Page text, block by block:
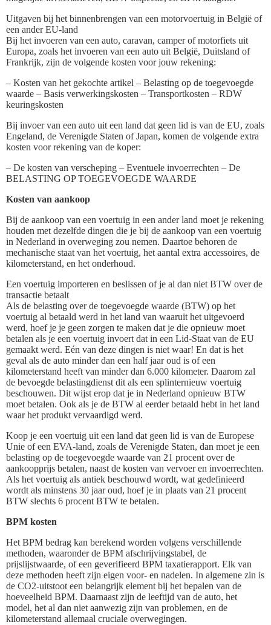
Uitgaven bij het binnenbrengen van een motorvoertuig in België of
een ander EU-land
Bij het invoeren van een auto, caravan, camper of motorfiets uit
Europa, zoals het invoeren van een auto uit België, Duitsland of
Frankrijk, zijn de volgende kosten voor jouw rekening:
– Kosten van het gekochte artikel – Belasting op de toegevoegde
waarde – Basis verwerkingskosten – Transportkosten – RDW
keuringskosten
Bij invoer van een auto uit een land dat geen lid is van de EU, zoals
Engeland, de Verenigde Staten of Japan, komen de volgende extra
kosten voor rekening van de koper:
– De kosten van verscheping – Eventuele invoerrechten – De
BELASTING OP TOEGEVOEGDE WAARDE
Kosten van aankoop
Bij de aankoop van een voertuig in een ander land moet je rekening
houden met dezelfde dingen die je bij de aankoop van een voertuig
in Nederland in overweging zou nemen. Daartoe behoren de
mechanische staat van het voertuig, het aantal extra accessoires, de
kilometerstand, en het onderhoud.
Een voertuig importeren en beslissen of je al dan niet BTW over de
transactie betaalt
Als de belasting over de toegevoegde waarde (BTW) op het
voertuig al betaald werd in het land van waaruit het uitgevoerd
werd, hoef je je geen zorgen te maken dat je die opnieuw moet
betalen als je een voertuig invoert dat in een Lid-Staat van de EU
gemaakt werd. Eén van deze dingen is niet waar! En dat is het
geval als de auto minder dan een half jaar oud is of een
kilometerstand heeft van minder dan 6.000 kilometer. Daarom zal
de bevoegde belastingdienst dit als een splinternieuw voertuig
beschouwen. Dit wijst erop dat je in Nederland opnieuw BTW
moet betalen. Ook als je de BTW al eerder betaald hebt in het land
waar het produkt vervaardigd werd.
Koop je een voertuig uit een land dat geen lid is van de Europese
Unie of een EVA-land, zoals de Verenigde Staten, dan moet je een
belasting op de toegevoegde waarde van 21 procent over de
aankoopprijs betalen, naast de kosten van vervoer en invoerrechten.
Als het voertuig als antiek beschouwd wordt, wat gedefinieerd
wordt als minstens 30 jaar oud, hoef je in plaats van 21 procent
BTW slechts 6 procent BTW te betalen.
BPM kosten
Het BPM bedrag kan berekend worden volgens verschillende
methoden, waaronder de BPM afschrijvingstabel, de
prijslijstwaarde, of een geverifieerd BPM taxatierapport. Elk van
deze methoden heeft zijn eigen voor- en nadelen. In algemene zin is
de CO2-uitstoot een belangrijk element bij het bepalen van de
hoeveelheid BPM. Daarnaast zijn de leeftijd van de auto, het
model, het al dan niet aanwezig zijn van problemen, en de
kilometerstand allemaal cruciale overwegingen.